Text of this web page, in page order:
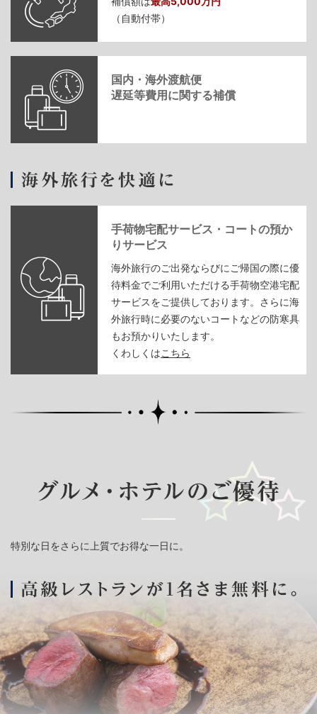
（自動付帯）
国内・海外渡航便
遅延等費用に関する補償
手荷物宅配サービス・コートの預か
りサービス
海外旅行のご出発ならびにご帰国の際に優
待料金でご利用いただける手荷物空港宅配
サービスをご提供しております。さらに海
外旅行時に必要のないコートなどの防寒具
もお預かりいたします。
くわしくはこちら
特別な日をさらに上質でお得な一日に。